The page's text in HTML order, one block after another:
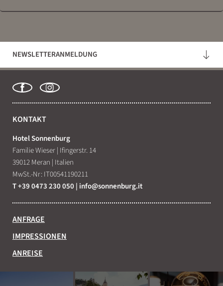
NEWSLETTERANMELDUNG
KONTAKT
Hotel Sonnenburg
Familie Wieser| Ifingerstr. 14
39012 Meran | Italien
MwSt.-Nr: IT00541190211
T +39 0473 230 050 | info@sonnenburg.it
ANFRAGE
IMPRESSIONEN
ANREISE